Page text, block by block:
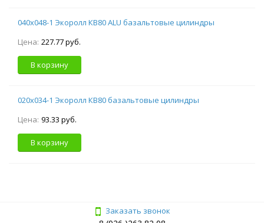
040х048-1 Экоролл КВ80 ALU базальтовые цилиндры
Цена: 227.77 руб.
В корзину
020х034-1 Экоролл КВ80 базальтовые цилиндры
Цена: 93.33 руб.
В корзину
Заказать звонок